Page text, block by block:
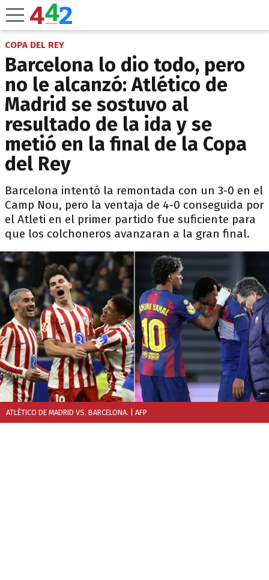
COPA DEL REY
Barcelona lo dio todo, pero
no le alcanzó: Atlético de
Madrid se sostuvo al
resultado de la ida y se
metió en la final de la Copa
del Rey
Barcelona intentó la remontada con un 3-0 en el
Camp Nou, pero la ventaja de 4-0 conseguida por
el Atleti en el primer partido fue suficiente para
que los colchoneros avanzaran a la gran final.
ATLÉTICO DE MADRID VS. BARCELONA. | AFP